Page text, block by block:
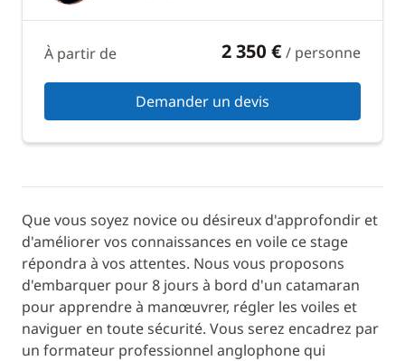
À partir de 2 350 €/ personne
Demander un devis
Que vous soyez novice ou désireux d'approfondir et
d'améliorer vos connaissances en voile ce stage
répondra à vos attentes. Nous vous proposons
d'embarquer pour 8 jours à bord d'un catamaran
pour apprendre à manœuvrer, régler les voiles et
naviguer en toute sécurité. Vous serez encadrez par
un formateur professionnel anglophone qui